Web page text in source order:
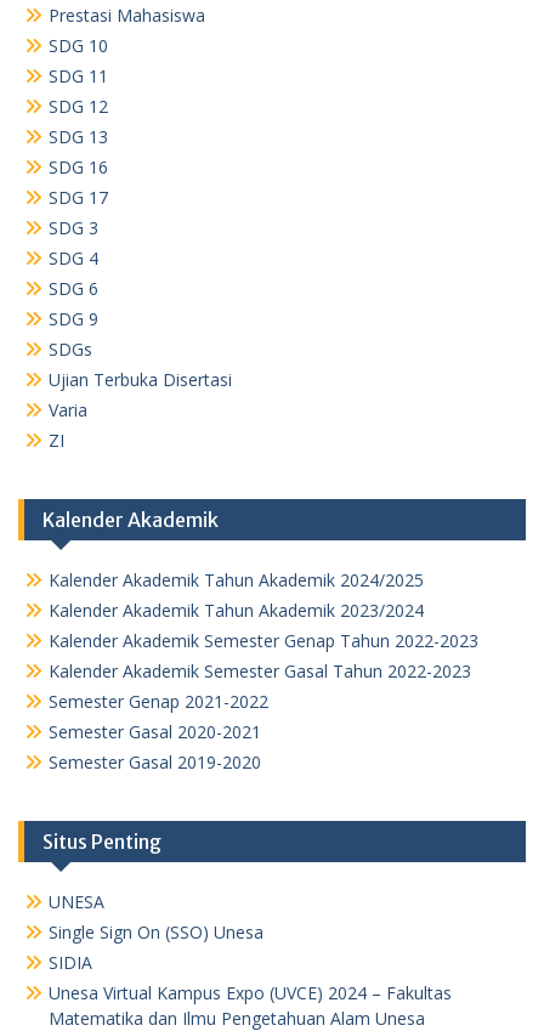
Prestasi Mahasiswa
SDG 10
SDG 11
SDG 12
SDG 13
SDG 16
SDG 17
SDG 3
SDG 4
SDG 6
SDG 9
SDGs
Ujian Terbuka Disertasi
Varia
ZI
Kalender Akademik
Kalender Akademik Tahun Akademik 2024/2025
Kalender Akademik Tahun Akademik 2023/2024
Kalender Akademik Semester Genap Tahun 2022-2023
Kalender Akademik Semester Gasal Tahun 2022-2023
Semester Genap 2021-2022
Semester Gasal 2020-2021
Semester Gasal 2019-2020
Situs Penting
UNESA
Single Sign On (SSO) Unesa
SIDIA
Unesa Virtual Kampus Expo (UVCE) 2024 – Fakultas
Matematika dan Ilmu Pengetahuan Alam Unesa